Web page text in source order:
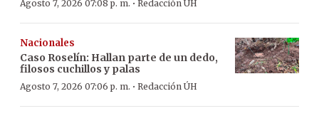
Agosto 7, 2026 07:08 p. m. · Redacción ÚH
Nacionales
Caso Roselín: Hallan parte de un dedo,
filosos cuchillos y palas
Agosto 7, 2026 07:06 p. m. · Redacción ÚH